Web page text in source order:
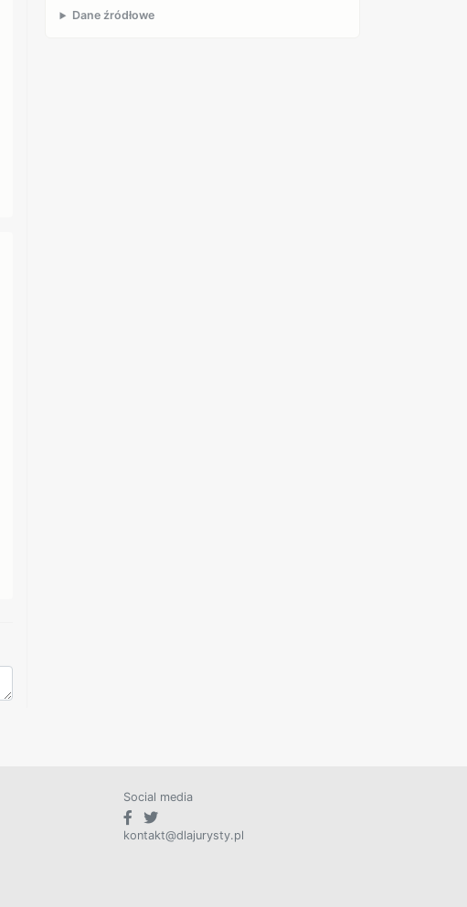
Dane źródłowe
Social media
kontakt@dlajurysty.pl